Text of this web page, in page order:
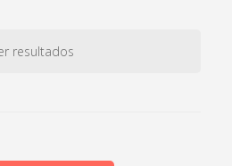
resultados